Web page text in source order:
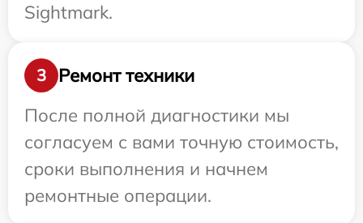
Sightmark.
3
Ремонт техники
После полной диагностики мы
согласуем с вами точную стоимость,
сроки выполнения и начнем
ремонтные операции.